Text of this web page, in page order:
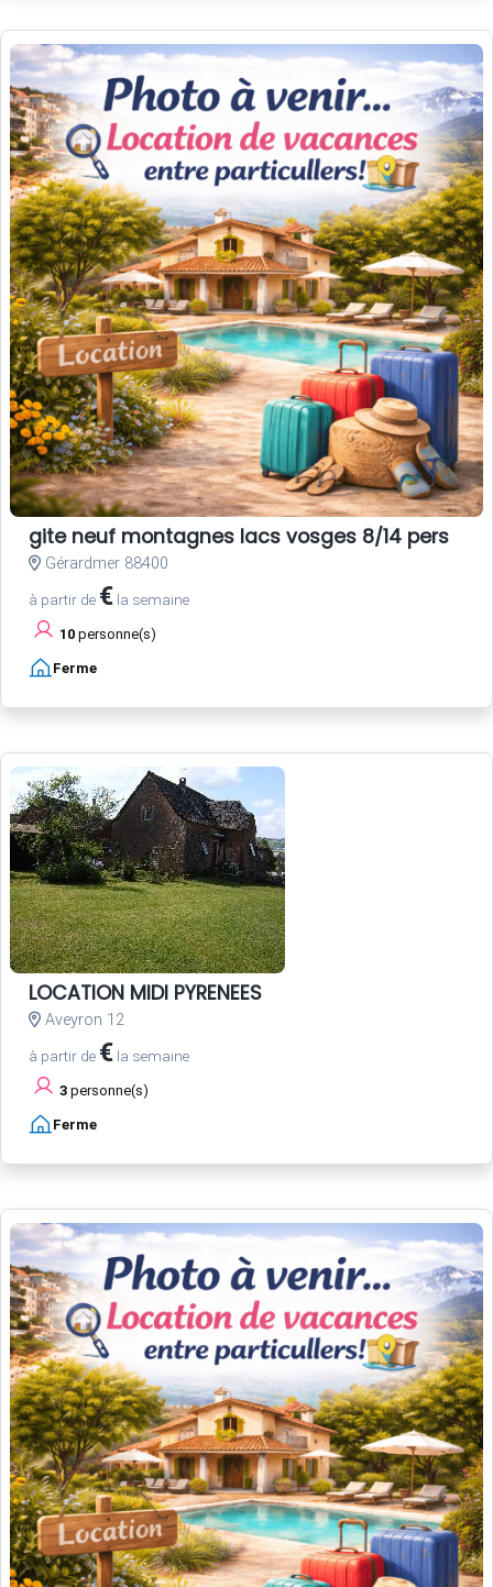
gite neuf montagnes lacs vosges 8/14 pers
Gérardmer 88400
à partir de € la semaine
10 personne(s)
Ferme
LOCATION MIDI PYRENEES
Aveyron 12
à partir de € la semaine
3 personne(s)
Ferme